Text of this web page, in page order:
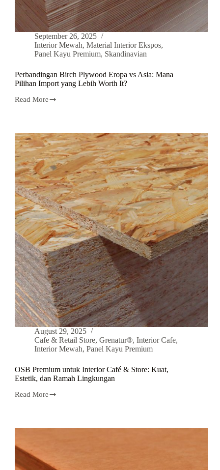
September 26, 2025
Interior Mewah, Material Interior Ekspos,
Panel Kayu Premium, Skandinavian
Perbandingan Birch Plywood Eropa vs Asia: Mana
Pilihan Import yang Lebih Worth It?
Read More
August 29, 2025
Cafe & Retail Store, Grenatur®, Interior Cafe,
Interior Mewah, Panel Kayu Premium
OSB Premium untuk Interior Café & Store: Kuat,
Estetik, dan Ramah Lingkungan
Read More